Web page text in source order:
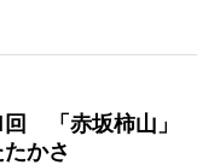
「赤坂柿山」
かさ